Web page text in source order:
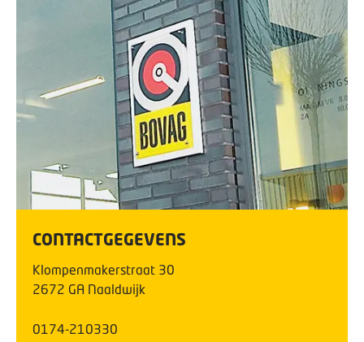
CONTACTGEGEVENS
Klompenmakerstraat 30
2672 GA Naaldwijk
0174-210330